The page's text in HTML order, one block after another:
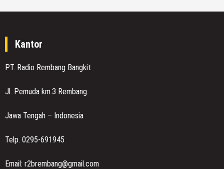
Kantor
PT. Radio Rembang Bangkit
Jl. Pemuda km.3 Rembang
Jawa Tengah – Indonesia
Telp. 0295-691945
Email: r2brembang@gmail.com